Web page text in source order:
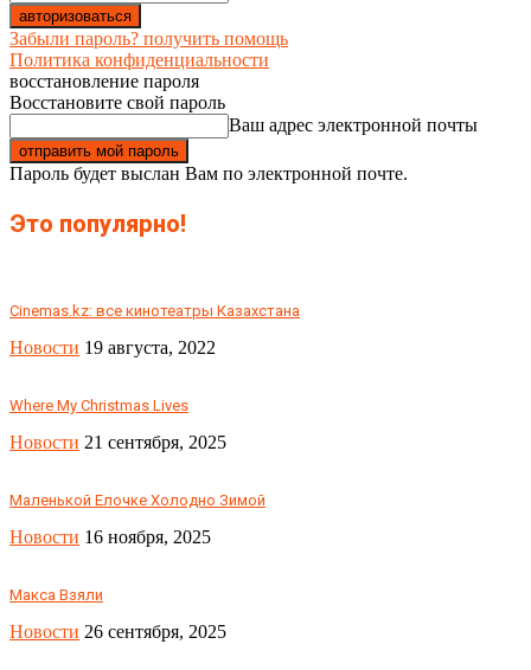
Забыли пароль? получить помощь
Политика конфиденциальности
восстановление пароля
Восстановите свой пароль
Ваш адрес электронной почты
Пароль будет выслан Вам по электронной почте.
Это популярно!
Сinemas.kz: все кинотеатры Казахстана
Новости 19 августа, 2022
Where My Christmas Lives
Новости 21 сентября, 2025
Маленькой Елочке Холодно Зимой
Новости 16 ноября, 2025
Макса Взяли
Новости 26 сентября, 2025